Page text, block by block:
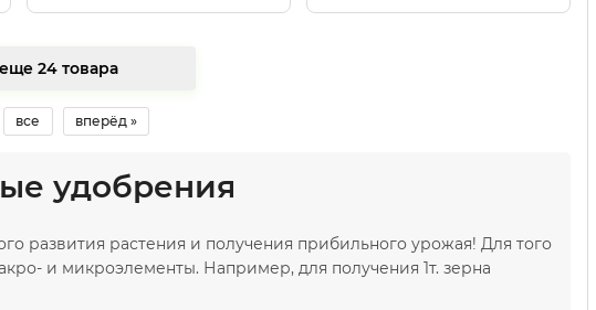
Показать еще 24 товара
все вперёд »
удобрения
развития растения и получения прибильного урожая! Для того
и микроэлементы. Например, для получения 1т. зерна